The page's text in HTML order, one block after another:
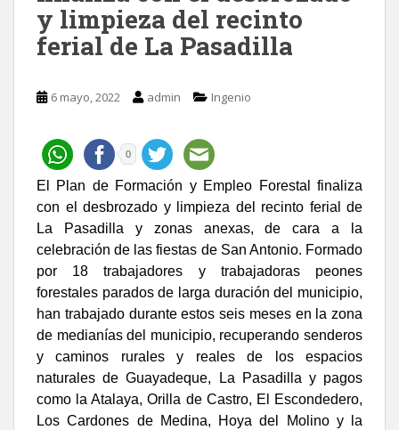
y limpieza del recinto
ferial de La Pasadilla
6 mayo, 2022 admin Ingenio
0
El Plan de Formación y Empleo Forestal finaliza
con el desbrozado y limpieza del recinto ferial de
La Pasadilla y zonas anexas, de cara a la
celebración de las fiestas de San Antonio. Formado
por 18 trabajadores y trabajadoras peones
forestales parados de larga duración del municipio,
han trabajado durante estos seis meses en la zona
de medianías del municipio, recuperando senderos
y caminos rurales y reales de los espacios
naturales de Guayadeque, La Pasadilla y pagos
como la Atalaya, Orilla de Castro, El Escondedero,
Los Cardones de Medina, Hoya del Molino y la